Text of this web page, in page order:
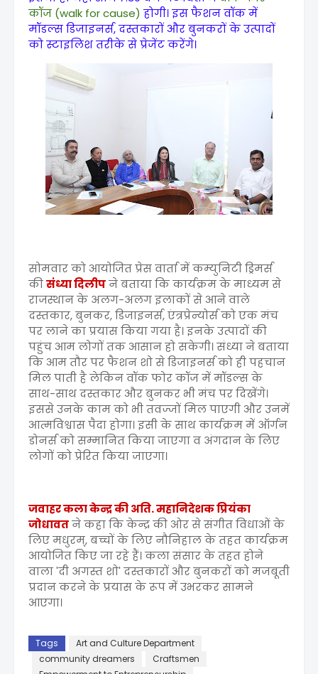
कॉज (walk for cause) होगी। इस फैशन वॉक में
मॉडल्स डिजाइनर्स, दस्तकारों और बुनकरों के उत्पादों
को स्टाइलिश तरीके से प्रेजेंट करेंगे।
सोमवार को आयोजित प्रेस वार्ता में कम्युनिटी ड्रिमर्स
कीसंध्या दिलीपने बताया कि कार्यक्रम के माध्यम से
राजस्थान के अलग-अलग इलाकों से आने वाले
दस्तकार, बुनकर, डिजाइनर्स, एंत्रप्रेन्योर्स को एक मंच
पर लाने का प्रयास किया गया है। इनके उत्पादों की
पहुंच आम लोगों तक आसान हो सकेगी। संध्या ने बताया
कि आम तौर पर फैशन शो से डिजाइनर्स को ही पहचान
मिल पाती है लेकिन वॉक फोर कॉज में मॉडल्स के
साथ-साथ दस्तकार और बुनकर भी मंच पर दिखेंगे।
इससे उनके काम को भी तवज्जों मिल पाएगी और उनमें
आत्मविश्वास पैदा होगा। इसी के साथ कार्यक्रम में ऑर्गन
डोनर्स को सम्मानित किया जाएगा व अंगदान के लिए
लोगों को प्रेरित किया जाएगा।
जवाहर कला केन्द्र की अति. महानिदेशक प्रियंका
जोधावतने कहा कि केन्द्र की ओर से संगीत विधाओं के
लिए मधुरम्, बच्चों के लिए नौनिहाल के तहत कार्यक्रम
आयोजित किए जा रहे हैं। कला संसार के तहत होने
वाला 'दी अगस्त शो' दस्तकारों और बुनकरों को मजबूती
प्रदान करने के प्रयास के रूप में उभरकर सामने
आएगा।
Tags
Art and Culture Department
community dreamers
Craftsmen